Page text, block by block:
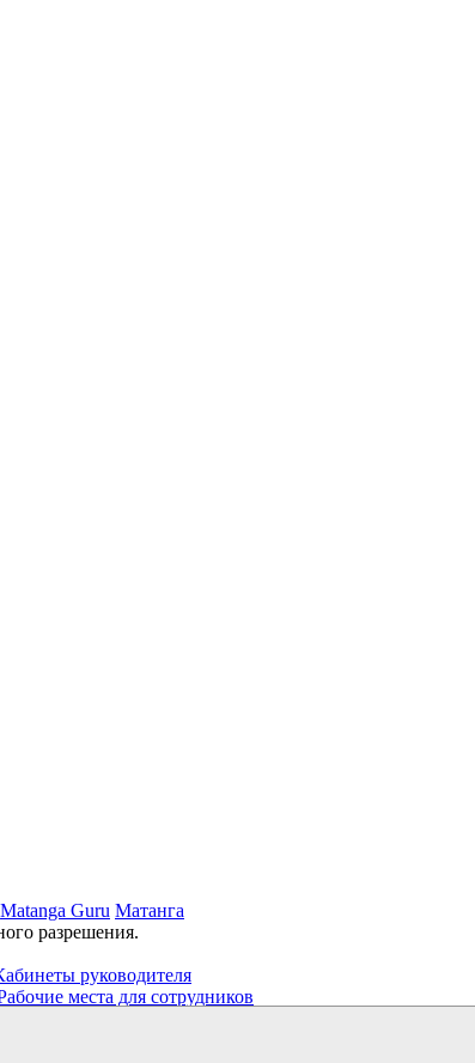
Matanga Guru Матанга
разрешения.
руководителя
места для сотрудников